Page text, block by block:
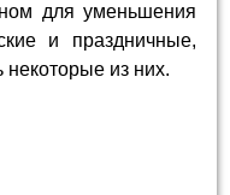
для уменьшения
и праздничные,
из них.